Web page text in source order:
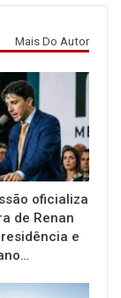
Mais Do Autor
oficializa
de Renan
e